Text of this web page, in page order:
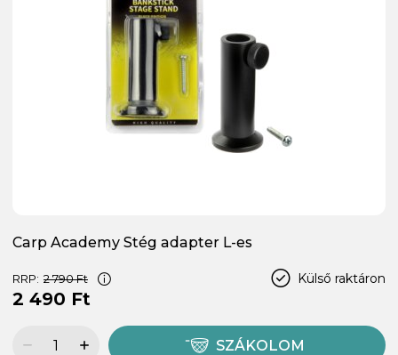
Carp Academy Stég adapter L-es
Külső raktáron
RRP: 2 790 Ft
2 490 Ft
SZÁKOLOM